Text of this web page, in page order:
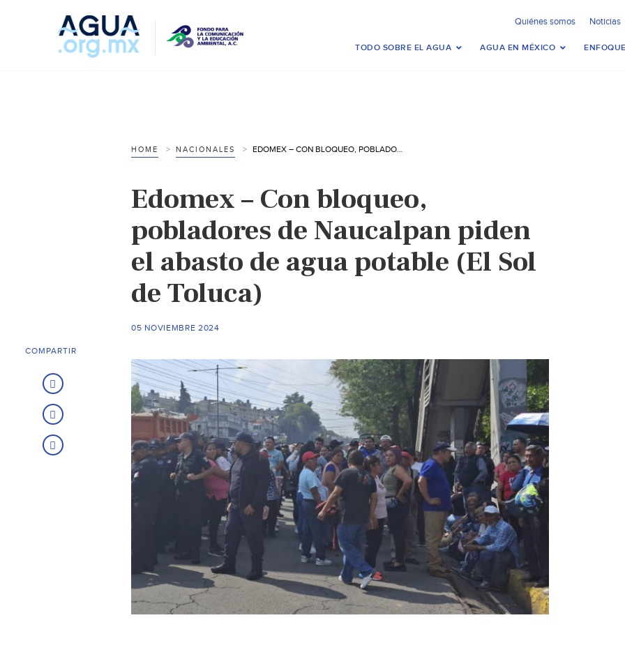
Quiénes somos Noticias
TODO SOBRE EL AGUA AGUA EN MÉXICO
HOME NACIONALES EDOMEX – CON BLOQUEO, POBLADORES DE NAUCALPAN PIDEN EL ABASTO DE AGUA POTABLE (EL SOL DE TOLUCA)
Edomex – Con bloqueo,
pobladores de Naucalpan piden
el abasto de agua potable (El Sol
de Toluca)
05 NOVIEMBRE 2024
COMPARTIR